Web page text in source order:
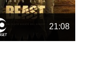
21:08